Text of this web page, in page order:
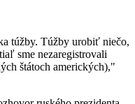
túžby. Túžby urobiť niečo,
sme nezaregistrovali
štátoch amerických),"